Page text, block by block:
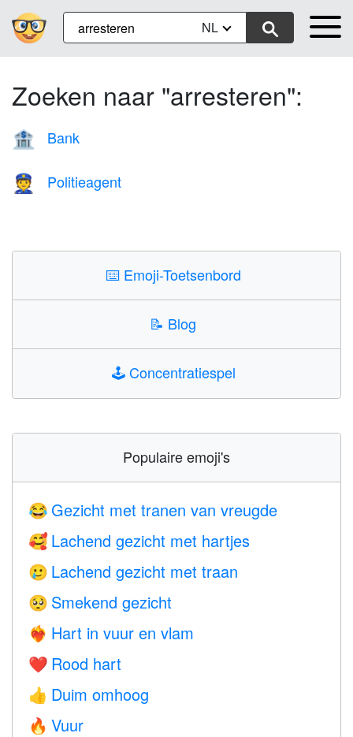
NL
Zoeken naar "arresteren":
🏦 Bank
👮 Politieagent
⌨️ Emoji-Toetsenbord
📝 Blog
🕹️Concentratiespel
Populaire emoji's
😂 Gezicht met tranen van vreugde
🥰 Lachend gezicht met hartjes
🥲 Lachend gezicht met traan
🥺 Smekend gezicht
❤️‍🔥 Hart in vuur en vlam
❤️ Rood hart
👍 Duim omhoog
🔥 Vuur